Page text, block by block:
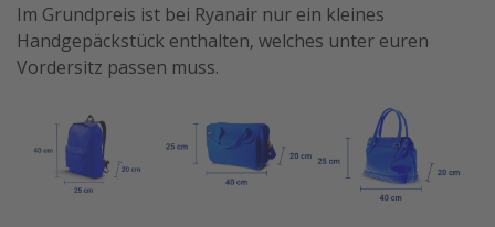
Im Grundpreis ist bei Ryanair nur ein kleines
Handgepäckstück enthalten, welches unter euren
Vordersitz passen muss.